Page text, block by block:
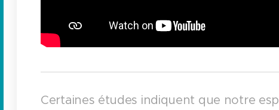
Certaines études indiquent que notre